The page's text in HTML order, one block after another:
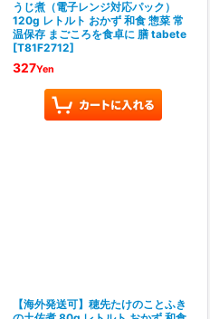
うじ煮（電子レンジ対応パック）
120g レトルト おかず 和食 惣菜 常
温保存 まごころを食卓に 膳 tabete
[T81F2712]
327Yen
【海外発送可】穂先たけのことふき